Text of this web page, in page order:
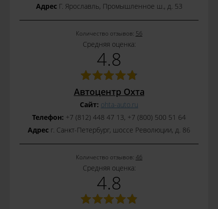
АдресГ. Ярославль, Промышленное ш., д. 53
Количество отзывов: 56
Средняя оценка:
4.8
Автоцентр Охта
Сайт: ohta-auto.ru
Телефон: +7 (812) 448 47 13, +7 (800) 500 51 64
Адрес г. Санкт-Петербург, шоссе Революции, д. 86
Количество отзывов: 46
Средняя оценка:
4.8